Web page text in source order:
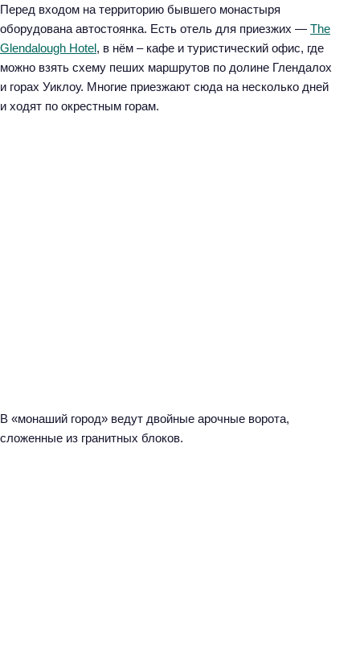
Перед входом на территорию бывшего монастыря
оборудована автостоянка. Есть отель для приезжих — The
Glendalough Hotel, в нём – кафе и туристический офис, где
можно взять схему пеших маршрутов по долине Глендалох
и горах Уиклоу. Многие приезжают сюда на несколько дней
и ходят по окрестным горам.
В «монаший город» ведут двойные арочные ворота,
сложенные из гранитных блоков.